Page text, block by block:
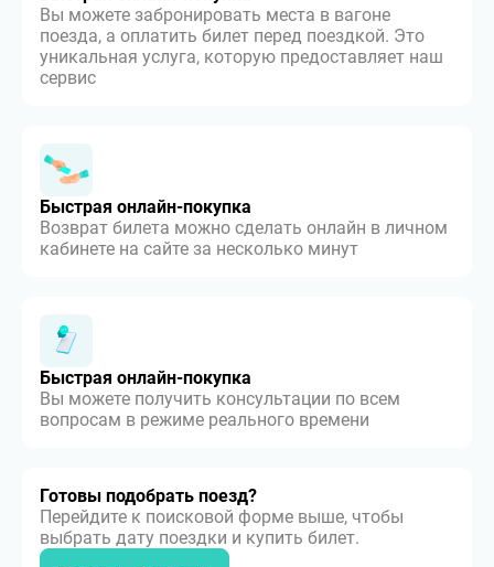
Вы можете забронировать места в вагоне
поезда, а оплатить билет перед поездкой. Это
уникальная услуга, которую предоставляет наш
сервис
Быстрая онлайн-покупка
Возврат билета можно сделать онлайн в личном
кабинете на сайте за несколько минут
Быстрая онлайн-покупка
Вы можете получить консультации по всем
вопросам в режиме реального времени
Готовы подобрать поезд?
Перейдите к поисковой форме выше, чтобы
выбрать дату поездки и купить билет.